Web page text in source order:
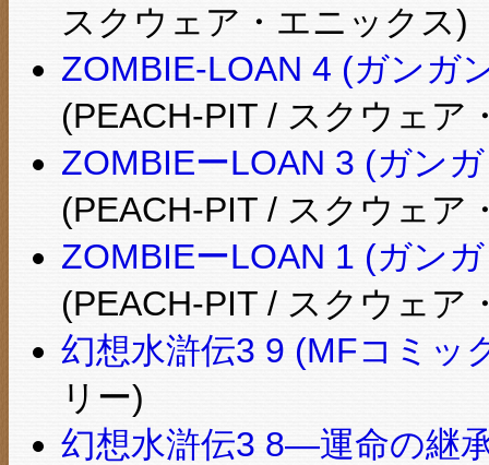
スクウェア・エニックス)
ZOMBIE-LOAN 4 (ガンガ
(PEACH-PIT / スクウェア
ZOMBIEーLOAN 3 (ガン
(PEACH-PIT / スクウェア
ZOMBIEーLOAN 1 (ガン
(PEACH-PIT / スクウェア
幻想水滸伝3 9 (MFコミッ
リー)
幻想水滸伝3 8―運命の継